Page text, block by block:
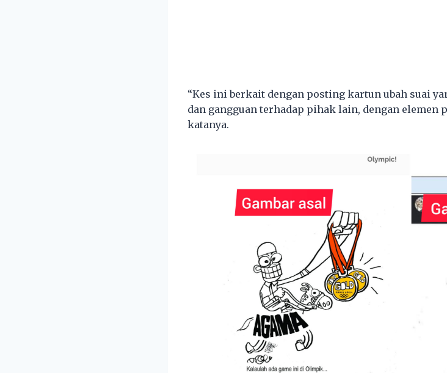
“Kes ini berkait dengan posting kartun ubah suai
dan gangguan terhadap pihak lain, dengan elemen
katanya.